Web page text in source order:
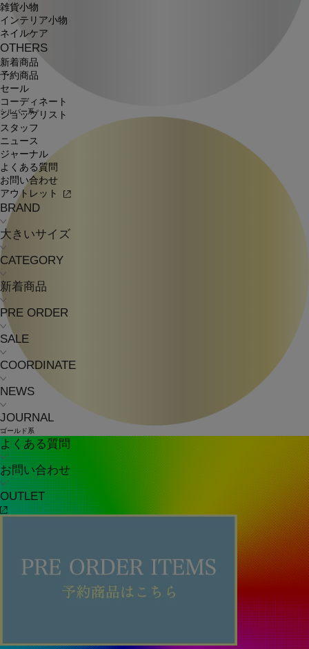
雑貨小物
インテリア小物
ネイルケア
OTHERS
新着商品
予約商品
セール
コーディネート
ショップリスト
スタッフ
ニュース
ジャーナル
よくある質問
お問い合わせ
アウトレット
BRAND
大きいサイズ
CATEGORY
新着商品
PRE ORDER
SALE
COORDINATE
NEWS
JOURNAL
よくある質問
お問い合わせ
OUTLET
シルバー系
ゴールド系